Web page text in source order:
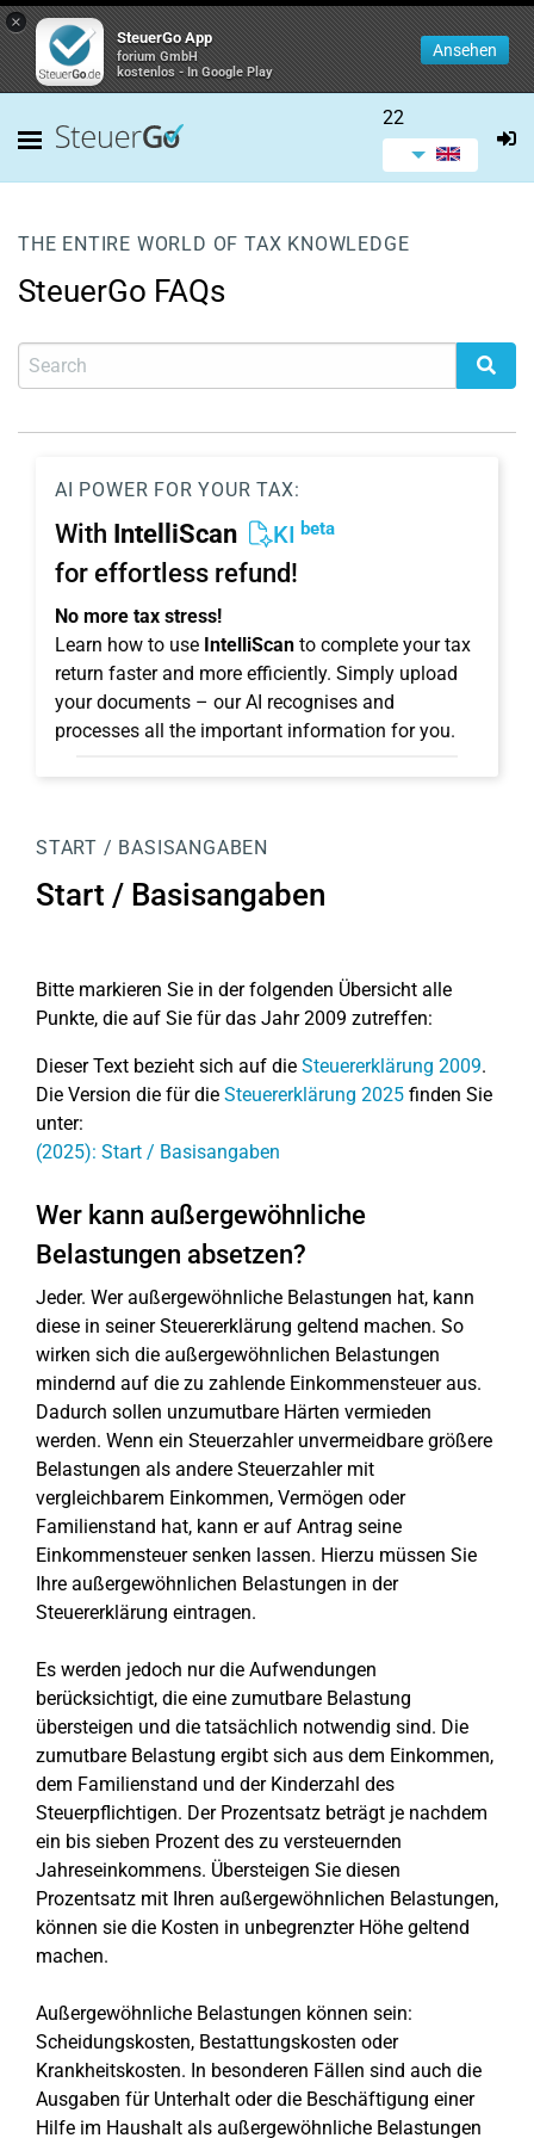
×
SteuerGo App
forium GmbH
kostenlos - In Google Play
Ansehen
22
THE ENTIRE WORLD OF TAX KNOWLEDGE
SteuerGo FAQs
AI POWER FOR YOUR TAX:
With IntelliScan KI beta
for effortless refund!
No more tax stress!
Learn how to use IntelliScan to complete your tax
return faster and more efficiently. Simply upload
your documents – our AI recognises and
processes all the important information for you.
START / BASISANGABEN
Start / Basisangaben
Bitte markieren Sie in der folgenden Übersicht alle
Punkte, die auf Sie für das Jahr 2009 zutreffen:
Dieser Text bezieht sich auf die Steuererklärung 2009.
Die Version die für die Steuererklärung 2025 finden Sie
unter:
(2025): Start / Basisangaben
Wer kann außergewöhnliche
Belastungen absetzen?
Jeder. Wer außergewöhnliche Belastungen hat, kann
diese in seiner Steuererklärung geltend machen. So
wirken sich die außergewöhnlichen Belastungen
mindernd auf die zu zahlende Einkommensteuer aus.
Dadurch sollen unzumutbare Härten vermieden
werden. Wenn ein Steuerzahler unvermeidbare größere
Belastungen als andere Steuerzahler mit
vergleichbarem Einkommen, Vermögen oder
Familienstand hat, kann er auf Antrag seine
Einkommensteuer senken lassen. Hierzu müssen Sie
Ihre außergewöhnlichen Belastungen in der
Steuererklärung eintragen.
Es werden jedoch nur die Aufwendungen
berücksichtigt, die eine zumutbare Belastung
übersteigen und die tatsächlich notwendig sind. Die
zumutbare Belastung ergibt sich aus dem Einkommen,
dem Familienstand und der Kinderzahl des
Steuerpflichtigen. Der Prozentsatz beträgt je nachdem
ein bis sieben Prozent des zu versteuernden
Jahreseinkommens. Übersteigen Sie diesen
Prozentsatz mit Ihren außergewöhnlichen Belastungen,
können sie die Kosten in unbegrenzter Höhe geltend
machen.
Außergewöhnliche Belastungen können sein:
Scheidungskosten, Bestattungskosten oder
Krankheitskosten. In besonderen Fällen sind auch die
Ausgaben für Unterhalt oder die Beschäftigung einer
Hilfe im Haushalt als außergewöhnliche Belastungen